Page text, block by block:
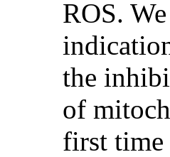
ROS.
the
of
first time